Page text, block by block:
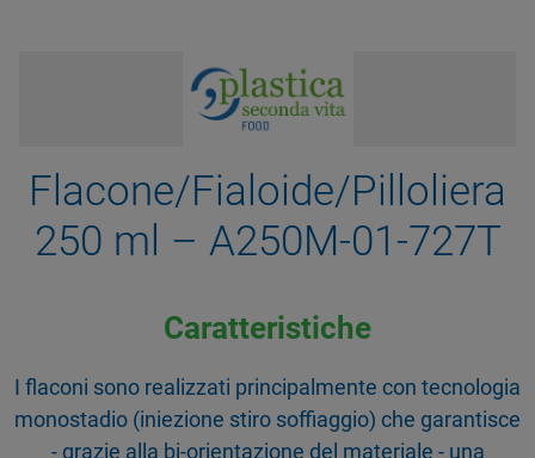
Flacone/Fialoide/Pilloliera
250 ml – A250M-01-727T
Caratteristiche
I flaconi sono realizzati principalmente con tecnologia
monostadio (iniezione stiro soffiaggio) che garantisce
- grazie alla bi-orientazione del materiale - una